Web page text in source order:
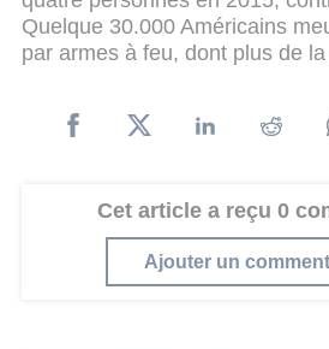
Quelque 30.000 Américains
par armes à feu, dont plus de
Cet article a reçu 0
Ajouter un